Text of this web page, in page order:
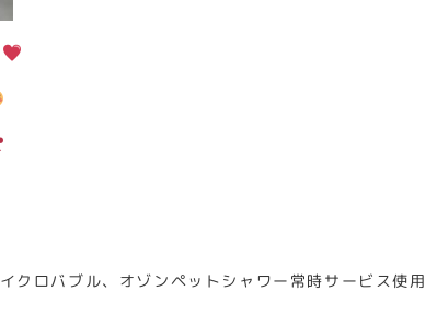
クロバブル、オゾンペットシャワー常時サービス使用